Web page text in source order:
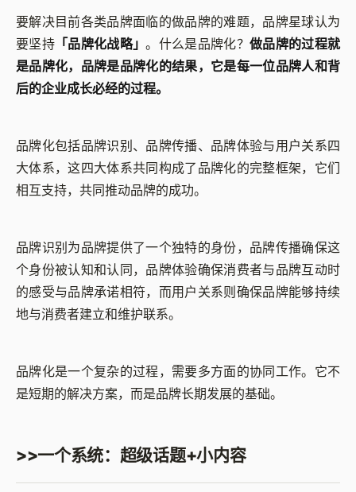
要解决目前各类品牌面临的做品牌的难题，品牌星球认为
要坚持 「品牌化战略」。什么是品牌化？做品牌的过程就
是品牌化，品牌是品牌化的结果，它是每一位品牌人和背
后的企业成长必经的过程。
品牌化包括品牌识别、品牌传播、品牌体验与用户关系四
大体系，这四大体系共同构成了品牌化的完整框架，它们
相互支持，共同推动品牌的成功。
品牌识别为品牌提供了一个独特的身份，品牌传播确保这
个身份被认知和认同，品牌体验确保消费者与品牌互动时
的感受与品牌承诺相符，而用户关系则确保品牌能够持续
地与消费者建立和维护联系。
品牌化是一个复杂的过程，需要多方面的协同工作。它不
是短期的解决方案，而是品牌长期发展的基础。
>>一个系统：超级话题+小内容